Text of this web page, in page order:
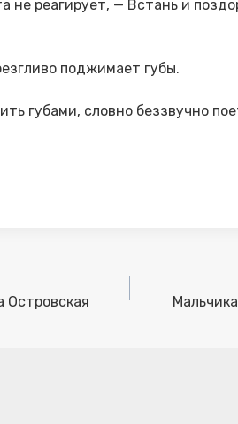
не реагирует, — Встань и
поджимает губы.
губами, словно беззвучно
Островская